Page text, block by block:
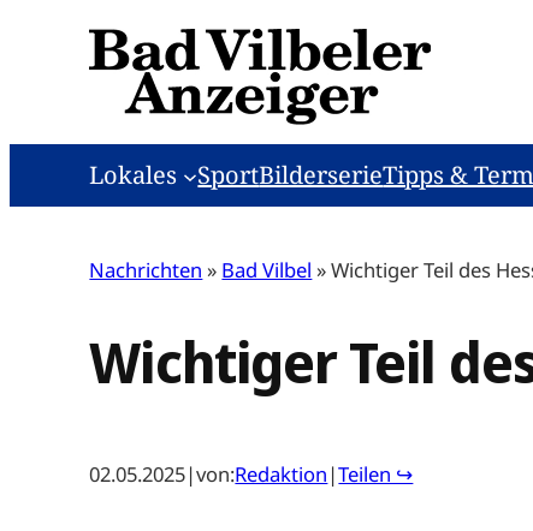
Lokales SportBilderserieTipps &
Nachrichten » Bad Vilbel »Wichtiger Teil des
Wichtiger Teil
02.05.2025|von:Redaktion |Teilen ↪